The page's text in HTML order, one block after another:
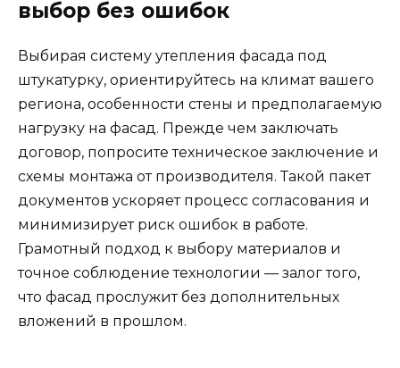
выбор без ошибок
Выбирая систему утепления фасада под
штукатурку, ориентируйтесь на климат вашего
региона, особенности стены и предполагаемую
нагрузку на фасад. Прежде чем заключать
договор, попросите техническое заключение и
схемы монтажа от производителя. Такой пакет
документов ускоряет процесс согласования и
минимизирует риск ошибок в работе.
Грамотный подход к выбору материалов и
точное соблюдение технологии — залог того,
что фасад прослужит без дополнительных
вложений в прошлом.